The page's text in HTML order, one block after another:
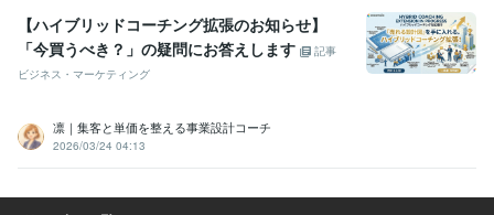
【ハイブリッドコーチング拡張のお知らせ】
「今買うべき？」の疑問にお答えします
記事
ビジネス・マーケティング
凛｜集客と単価を整える事業設計コーチ
2026/03/24 04:13